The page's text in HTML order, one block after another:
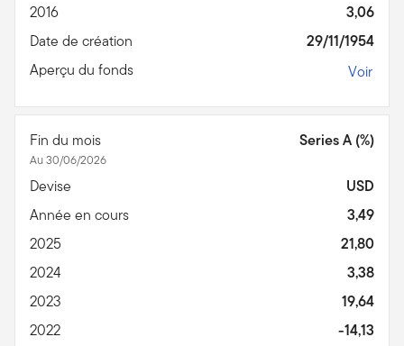
2016
3,06
Date de création
29/11/1954
Aperçu du fonds
Voir
Fin du mois
Au 30/06/2026
Series A (%)
Devise
USD
Année en cours
3,49
2025
21,80
2024
3,38
2023
19,64
2022
-14,13